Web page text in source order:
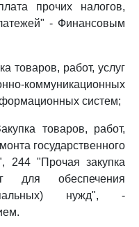
прочих налогов,
- Финансовым
товаров, работ, услуг
систем;
товаров, работ,
государственного
244 "Прочая закупка
для обеспечения
нужд", -